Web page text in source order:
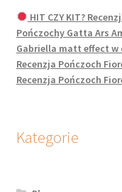
HIT CZY KIT?
Pończochy Gatta Ars
Gabriella matt effect w
Recenzja Pończoch
Recenzja Pończoch
Kategorie